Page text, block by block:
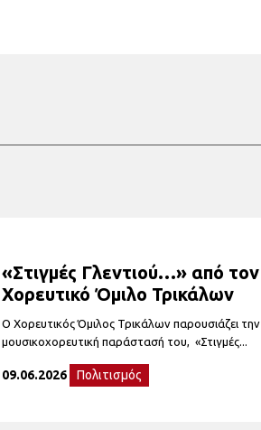
«Στιγμές Γλεντιού…» από τον
Χορευτικό Όμιλο Τρικάλων
Ο Χορευτικός Όμιλος Τρικάλων παρουσιάζει την
μουσικοχορευτική παράστασή του, «Στιγμές...
09.06.2026 Πολιτισμός